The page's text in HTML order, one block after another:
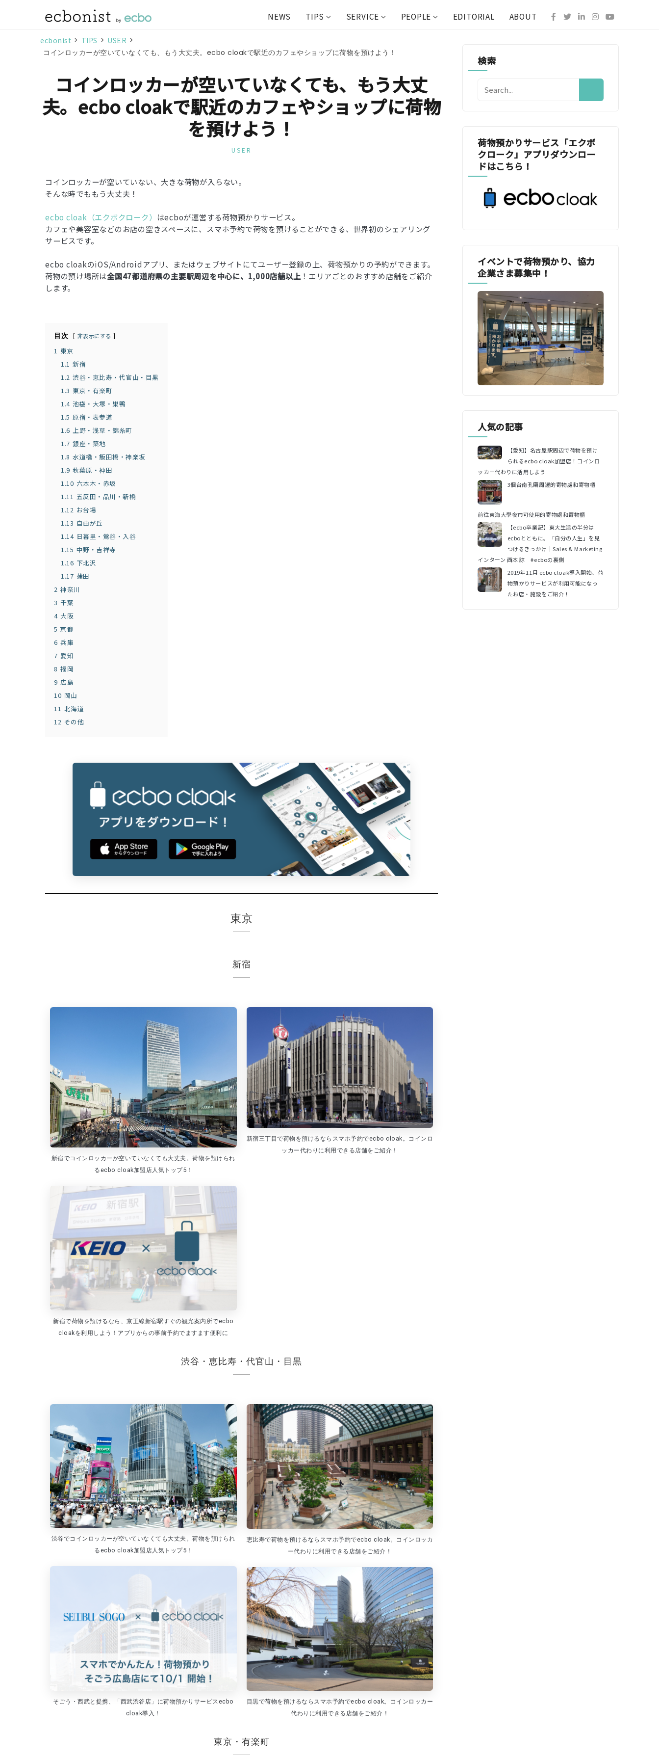
NEWS TIPS SERVICE PEOPLE EDITORIAL ABOUT
ecbonist > TIPS > USER >
コインロッカーが空いていなくても、もう大丈夫。ecbo cloakで駅近のカフェやショップに荷物を預けよう！
コインロッカーが空いていなくても、もう大丈
夫。ecbo cloakで駅近のカフェやショップに荷物
を預けよう！
USER
コインロッカーが空いていない、大きな荷物が入らない。
そんな時でももう大丈夫！
ecbo cloak（エクボクローク） はecboが運営する荷物預かりサービス。
カフェや美容室などのお店の空きスペースに、スマホ予約で荷物を預けることができる、世界初のシェアリング
サービスです。
ecbo cloakのiOS/Androidアプリ、またはウェブサイトにてユーザー登録の上、荷物預かりの予約ができます。
荷物の預け場所は全国47都道府県の主要駅周辺を中心に、1,000店舗以上 ！エリアごとのおすすめ店舗をご紹介
します。
目次 非表示にする
1 東京
1.1 新宿
1.2 渋谷・恵比寿・代官山・目黒
1.3 東京・有楽町
1.4 池袋・大塚・巣鴨
1.5 原宿・表参道
1.6 上野・浅草・錦糸町
1.7 銀座・築地
1.8 水道橋・飯田橋・神楽坂
1.9 秋葉原・神田
1.10 六本木・赤坂
1.11 五反田・品川・新橋
1.12 お台場
1.13 自由が丘
1.14 日暮里・鶯谷・入谷
1.15 中野・吉祥寺
1.16 下北沢
1.17 蒲田
2 神奈川
3 千葉
4 大阪
5 京都
6 兵庫
7 愛知
8 福岡
9 広島
10 岡山
11 北海道
12 その他
東京
新宿
新宿でコインロッカーが空いていなくても大丈夫。荷物を預けられ
るecbo cloak加盟店人気トップ5！
新宿で荷物を預けるなら、京王線新宿駅すぐの観光案内所でecbo
cloakを利用しよう！アプリからの事前予約でますます便利に
新宿三丁目で荷物を預けるならスマホ予約でecbo cloak。コインロ
ッカー代わりに利用できる店舗をご紹介！
渋谷・恵比寿・代官山・目黒
渋谷でコインロッカーが空いていなくても大丈夫。荷物を預けられ
るecbo cloak加盟店人気トップ5！
そごう・西武と提携、「西武渋谷店」に荷物預かりサービスecbo
cloak導入！
恵比寿で荷物を預けるならスマホ予約でecbo cloak。コインロッカ
ー代わりに利用できる店舗をご紹介！
目黒で荷物を預けるならスマホ予約でecbo cloak。コインロッカー
代わりに利用できる店舗をご紹介！
東京・有楽町
検索
荷物預かりサービス「エクボ
クローク」アプリダウンロー
ドはこちら！
イベントで荷物預かり、協力
企業さま募集中！
人気の記事
【愛知】名古屋駅周辺で荷物を預け
られるecbo cloak加盟店！コインロ
ッカー代わりに活用しよう
3個台南孔廟周邊的寄物處和寄物櫃
前往東海大學夜市可使用的寄物處和寄物櫃
【ecbo卒業記】東大生活の半分は
ecboとともに。「自分の人生」を見
つけるきっかけ｜Sales & Marketing
インターン 西本 諒 #ecboの裏側
2019年11月 ecbo cloak導入開始、荷
物預かりサービスが利用可能になっ
たお店・施設をご紹介！